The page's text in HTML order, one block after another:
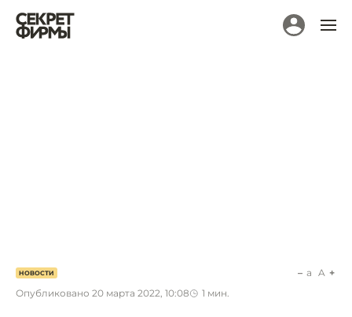
НОВОСТИ
Опубликовано 20 марта 2022, 10:08 1 мин.
a A